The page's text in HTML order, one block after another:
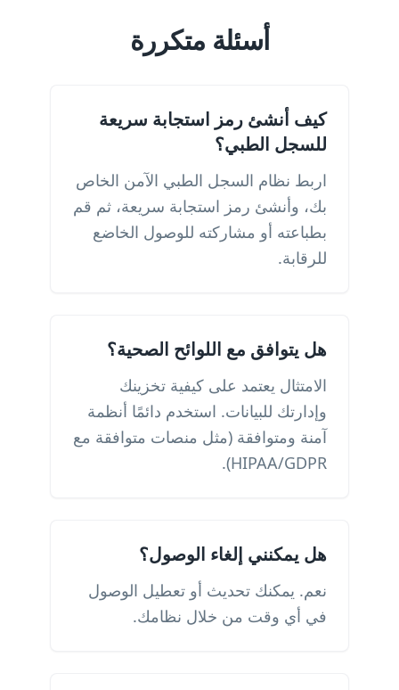
أسئلة متكررة
كيف أنشئ رمز استجابة سريعة
للسجل الطبي؟
اربط نظام السجل الطبي الآمن الخاص
بك، وأنشئ رمز استجابة سريعة، ثم قم
بطباعته أو مشاركته للوصول الخاضع
للرقابة.
هل يتوافق مع اللوائح الصحية؟
الامتثال يعتمد على كيفية تخزينك
وإدارتك للبيانات. استخدم دائمًا أنظمة
آمنة ومتوافقة (مثل منصات متوافقة مع
HIPAA/GDPR).
هل يمكنني إلغاء الوصول؟
نعم. يمكنك تحديث أو تعطيل الوصول
في أي وقت من خلال نظامك.